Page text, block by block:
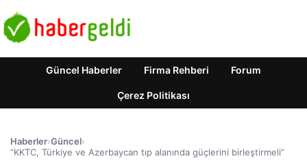
Güncel Haberler Firma Rehberi Forum
Çerez Politikası
Haberler›Güncel›
“KKTC, Türkiye ve Azerbaycan tıp alanında güçlerini birleştirmeli”